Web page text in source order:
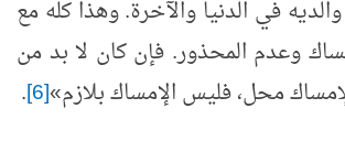
في الدنيا والآخرة. وهذا كله مع
وعدم المحذور. فإن كان لا بد من
محل، فليس الإمساك بلازم»[6]
.